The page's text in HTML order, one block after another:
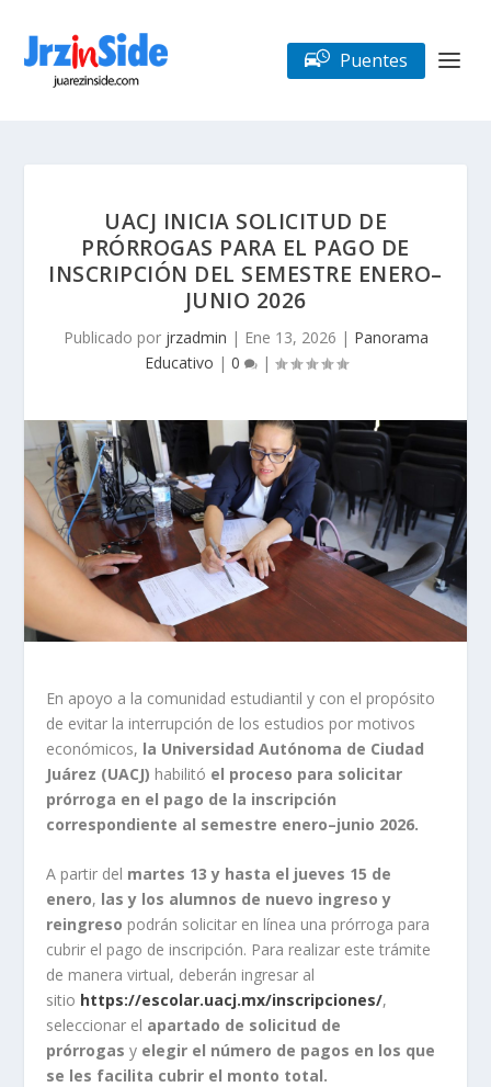
Puentes
UACJ INICIA SOLICITUD DE
PRÓRROGAS PARA EL PAGO DE
INSCRIPCIÓN DEL SEMESTRE ENERO–
JUNIO 2026
Publicado por jrzadmin | Ene 13, 2026 | Panorama
Educativo | 0 |
En apoyo a la comunidad estudiantil y con el propósito
de evitar la interrupción de los estudios por motivos
económicos, la Universidad Autónoma de Ciudad
Juárez (UACJ) habilitó el proceso para solicitar
prórroga en el pago de la inscripción
correspondiente al semestre enero–junio 2026.
A partir del martes 13 y hasta el jueves 15 de
enero, las y los alumnos de nuevo ingreso y
reingreso podrán solicitar en línea una prórroga para
cubrir el pago de inscripción. Para realizar este trámite
de manera virtual, deberán ingresar al
sitio https://escolar.uacj.mx/inscripciones/,
seleccionar el apartado de solicitud de
prórrogasy elegir el número de pagos en los que
se les facilita cubrir el monto total.